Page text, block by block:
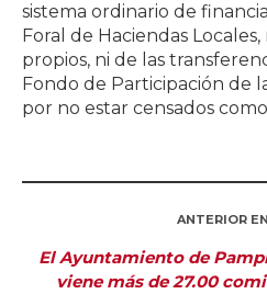
sistema ordinario de
Foral de Haciendas
propios, ni de las
Fondo de Participación de
por no estar censados
ANTERIOR
El Ayuntamiento de
viene más de 27.00